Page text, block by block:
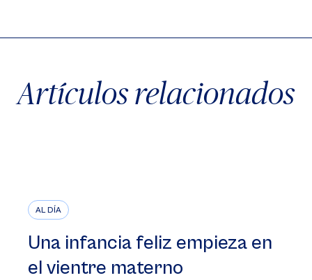
Artículos relacionados
AL DÍA
Una infancia feliz empieza en
el vientre materno